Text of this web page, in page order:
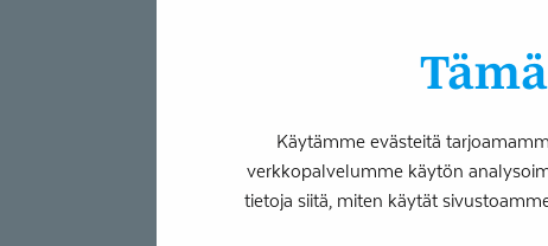
Käytämme evästeitä
verkkopalvelumme käytön
tietoja siitä, miten käytät